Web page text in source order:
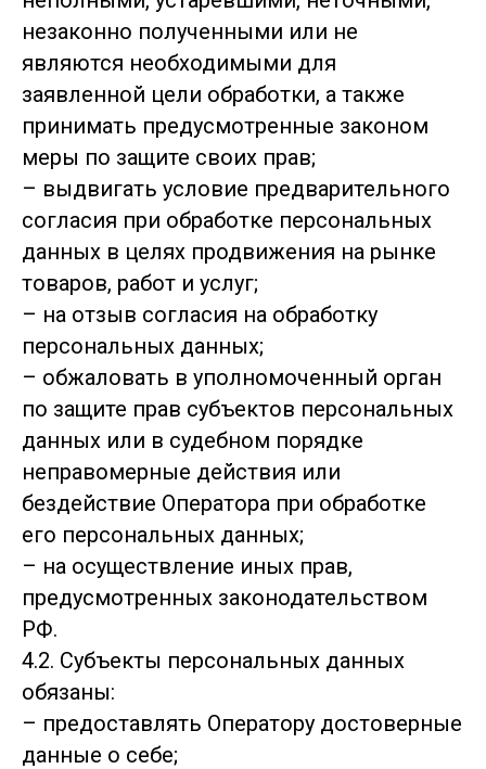
незаконно полученными или не
являются необходимыми для
заявленной цели обработки, а также
принимать предусмотренные законом
меры по защите своих прав;
– выдвигать условие предварительного
согласия при обработке персональных
данных в целях продвижения на рынке
товаров, работ и услуг;
– на отзыв согласия на обработку
персональных данных;
– обжаловать в уполномоченный орган
по защите прав субъектов персональных
данных или в судебном порядке
неправомерные действия или
бездействие Оператора при обработке
его персональных данных;
– на осуществление иных прав,
предусмотренных законодательством
РФ.
4.2. Субъекты персональных данных
обязаны:
– предоставлять Оператору достоверные
данные о себе;